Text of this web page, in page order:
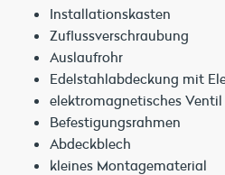
Installationskasten
Zuflussverschraubung
Auslaufrohr
Edelstahlabdeckung mit
elektromagnetisches Ventil
Befestigungsrahmen
Abdeckblech
kleines Montagematerial